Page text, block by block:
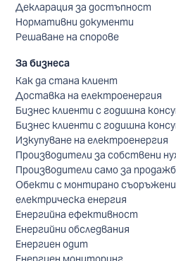
Декларация за достъпност
Нормативни документи
Решаване на спорове
За бизнеса
Как да стана клиент
Доставка на електроенергия
Бизнес клиенти с годишна
Бизнес клиенти с годишна
Изкупуване на електроенергия
Производители за собствени
Производители само за
Обекти с монтирано
електрическа енергия
Енергийна ефективност
Енергийни обследвания
Енергиен одит